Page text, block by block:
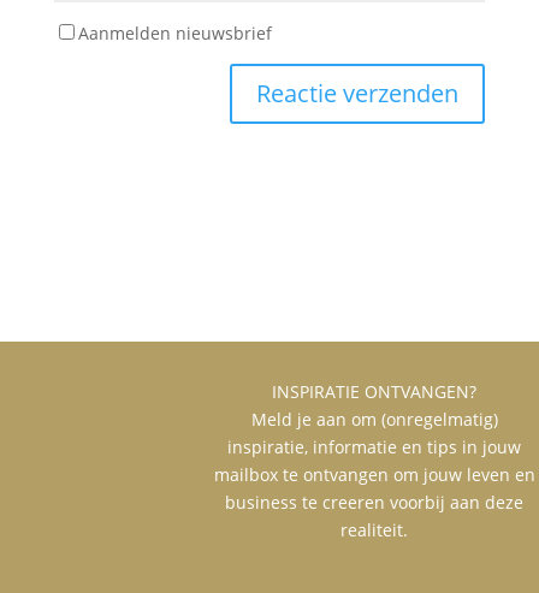
Aanmelden nieuwsbrief
INSPIRATIE ONTVANGEN?
Meld je aan om (onregelmatig)
inspiratie, informatie en tips in jouw
mailbox te ontvangen om jouw leven en
business te creeren voorbij aan deze
realiteit.